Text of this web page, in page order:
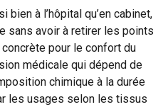
à l’hôpital qu’en cabinet,
sans avoir à retirer les points
concrète pour le confort du
médicale qui dépend de
chimique à la durée
les usages selon les tissus